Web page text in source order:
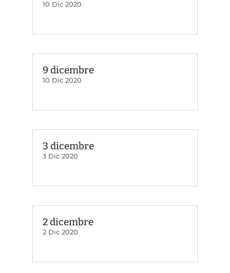
10 Dic 2020
9 dicembre
10 Dic 2020
3 dicembre
3 Dic 2020
2 dicembre
2 Dic 2020